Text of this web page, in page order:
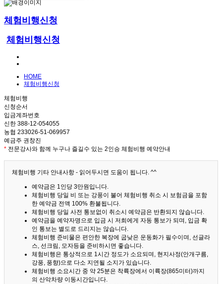
체험비행신청
체험비행신청
HOME
체험비행신청
체험비행
신청순서
입금계좌번호
신한 388-12-054055
농협 233026-51-069957
예금주 권창진
* 전문강사와 함께 누구나 즐길수 있는 2인승 체험비행 예약안내
체험비행 기타 안내사항 - 읽어두시면 도움이 됩니다. ^^
예약금은 1인당 3만원입니다.
체험비행 당일 비 또는 강풍이 불어 체험비행 취소 시 보험금을 포함
한 예약금 전액 100% 환불됩니다.
체험비행 당일 사전 통보없이 취소시 예약금은 반환되지 않습니다.
예약금을 예약자명으로 입금 시 저희에게 자동 통보가 되며, 입금 확
인 통보는 별도로 드리지는 않습니다.
체험비행 준비물은 편안한 복장에 굽낮은 운동화가 필수이며, 선글라
스, 선크림, 모자등을 준비하시면 좋습니다.
체험비행은 통상적으로 1시간 정도가 소요되며, 현지사정(안개구름,
강풍, 풍향)으로 다소 지연될 소지가 있습니다.
체험비행 소요시간 중 약 25분은 착륙장에서 이륙장(865미터)까지
의 산악차량 이동시간입니다.